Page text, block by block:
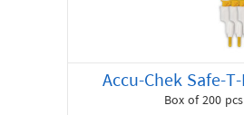
Accu-Chek Safe-
Box of 200 pcs